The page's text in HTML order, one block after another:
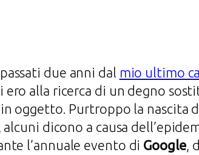
due anni dal mio ultimo
ero alla ricerca di un degno
oggetto. Purtroppo la nascita
dicono a causa
l’annuale evento di Google,